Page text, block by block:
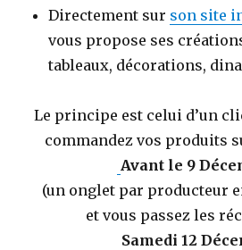
Directement sur son site
vous propose ses
tableaux, décorations,
Le principe est celui d’un
commandez vos produits
Avant le 9
(un onglet par producteur
et vous passez les
Samedi 12